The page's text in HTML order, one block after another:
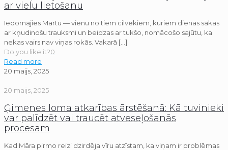
ar vielu lietošanu
Iedomājies Martu — vienu no tiem cilvēkiem, kuriem dienas sākas
ar kņudinošu trauksmi un beidzas ar tukšo, nomācošo sajūtu, ka
nekas vairs nav viņas rokās. Vakarā […]
Do you like it?0
Read more
20 maijs, 2025
20 maijs, 2025
Ģimenes loma atkarības ārstēšanā: Kā tuvinieki
var palīdzēt vai traucēt atveseļošanās
procesam
Kad Māra pirmo reizi dzirdēja vīru atzīstam, ka viņam ir problēmas